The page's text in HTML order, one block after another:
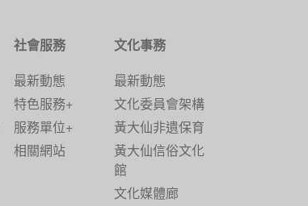
社會服務
最新動態
特色服務+
服務單位+
相關網站
文化事務
最新動態
文化委員會架構
黃大仙非遺保育
黃大仙信俗文化
館
文化媒體廊